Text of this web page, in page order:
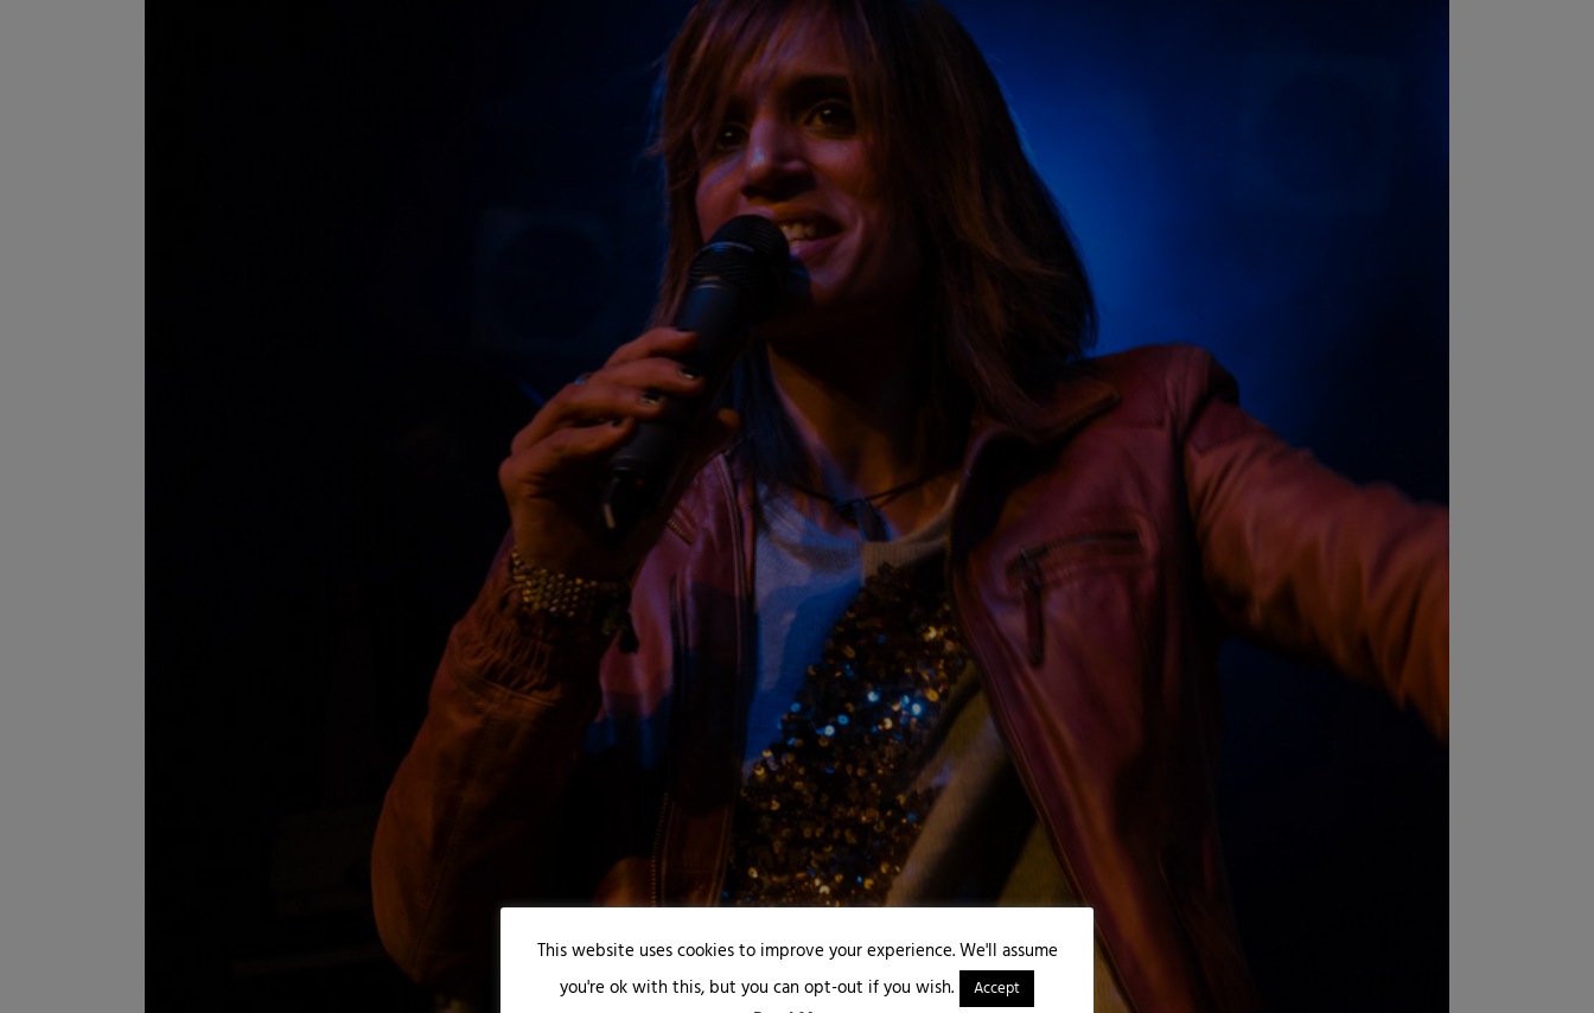
This website uses cookies to improve your experience. We'll assume
you're ok with this, but you can opt-out if you wish.
Accept